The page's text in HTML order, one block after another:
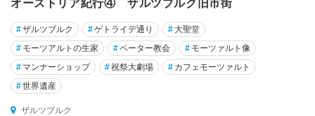
ン
ル
ー
ト
ハ
ル
オーストリア紀行④ ザルツブルク旧市街
#ザルツブルク #ゲトライデ通り # 大聖堂
# モーツアルトの生家 #ペーター教会 # モーツァルト像
# マンナーショップ #祝祭大劇場 # カフェモーツァルト
#世界遺産
ザルツブルク